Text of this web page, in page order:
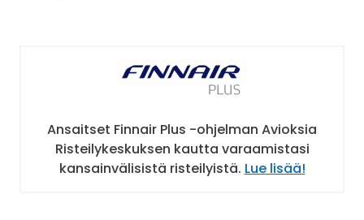
Ansaitset Finnair Plus -ohjelman Avioksia
Risteilykeskuksen kautta varaamistasi
kansainvälisistä risteilyistä. Lue lisää!